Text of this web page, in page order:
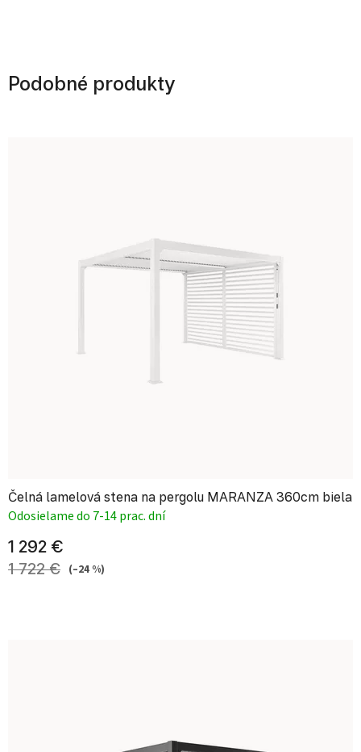
Podobné produkty
Čelná lamelová stena na pergolu MARANZA 360cm biela
Odosielame do 7-14 prac. dní
1 292 €
1 722 € (–24 %)